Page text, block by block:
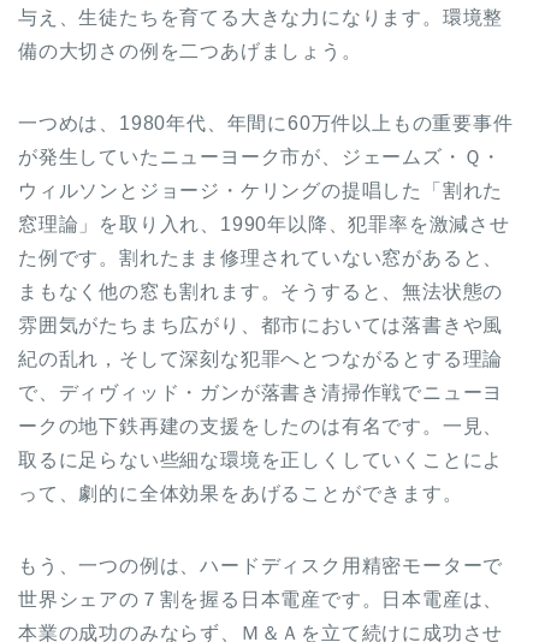
与え、生徒たちを育てる大きな力になります。環境整
備の大切さの例を二つあげましょう。
一つめは、1980年代、年間に60万件以上もの重要事件
が発生していたニューヨーク市が、ジェームズ・Ｑ・
ウィルソンとジョージ・ケリングの提唱した「割れた
窓理論」を取り入れ、1990年以降、犯罪率を激減させ
た例です。割れたまま修理されていない窓があると、
まもなく他の窓も割れます。そうすると、無法状態の
雰囲気がたちまち広がり、都市においては落書きや風
紀の乱れ，そして深刻な犯罪へとつながるとする理論
で、ディヴィッド・ガンが落書き清掃作戦でニューヨ
ークの地下鉄再建の支援をしたのは有名です。一見、
取るに足らない些細な環境を正しくしていくことによ
って、劇的に全体効果をあげることができます。
もう、一つの例は、ハードディスク用精密モーターで
世界シェアの７割を握る日本電産です。日本電産は、
本業の成功のみならず、Ｍ＆Ａを立て続けに成功させ